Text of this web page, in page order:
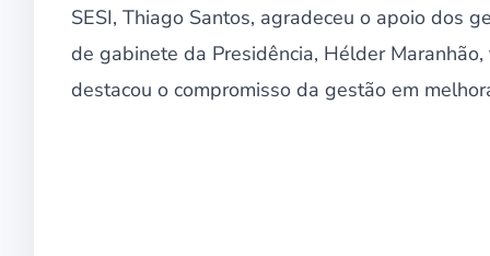
SESI, Thiago Santos, agradeceu o apoio dos
de gabinete da Presidência, Hélder
destacou o compromisso da gestão em